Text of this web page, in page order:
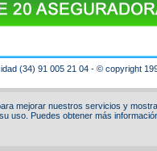
(34) 91 005 21 04 - © copyright
mejorar nuestros servicios y
uso. Puedes obtener más